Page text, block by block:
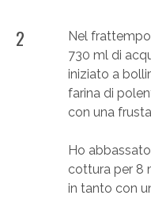
2
Nel
730 ml di
iniziato a
farina di
con una
Ho
cottura per 8
in tanto con